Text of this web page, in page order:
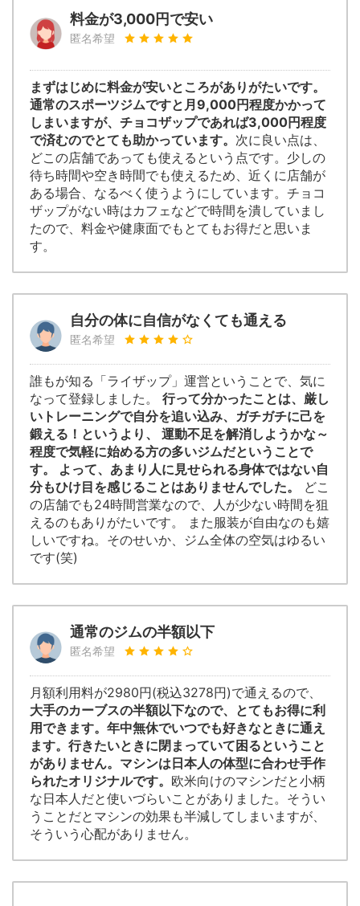
料金が3,000円で安い
匿名希望
まずはじめに料金が安いところがありがたいです。
通常のスポーツジムですと月9,000円程度かかって
しまいますが、チョコザップであれば3,000円程度
で済むのでとても助かっています。 次に良い点は、
どこの店舗であっても使えるという点です。少しの
待ち時間や空き時間でも使えるため、近くに店舗が
ある場合、なるべく使うようにしています。チョコ
ザップがない時はカフェなどで時間を潰していまし
たので、料金や健康面でもとてもお得だと思いま
す。
自分の体に自信がなくても通える
匿名希望
誰もが知る「ライザップ」運営ということで、気に
なって登録しました。 行って分かったことは、厳し
いトレーニングで自分を追い込み、ガチガチに己を
鍛える！というより、 運動不足を解消しようかな～
程度で気軽に始める方の多いジムだということで
す。 よって、あまり人に見せられる身体ではない自
分もひけ目を感じることはありませんでした。
どこ
の店舗でも24時間営業なので、人が少ない時間を狙
えるのもありがたいです。 また服装が自由なのも嬉
しいですね。そのせいか、ジム全体の空気はゆるい
です(笑)
通常のジムの半額以下
匿名希望
月額利用料が2980円(税込3278円)で通えるので、
大手のカーブスの半額以下なので、とてもお得に利
用できます。年中無休でいつでも好きなときに通え
ます。行きたいときに閉まっていて困るということ
がありません。マシンは日本人の体型に合わせ手作
られたオリジナルです。 欧米向けのマシンだと小柄
な日本人だと使いづらいことがありました。そうい
うことだとマシンの効果も半減してしまいますが、
そういう心配がありません。